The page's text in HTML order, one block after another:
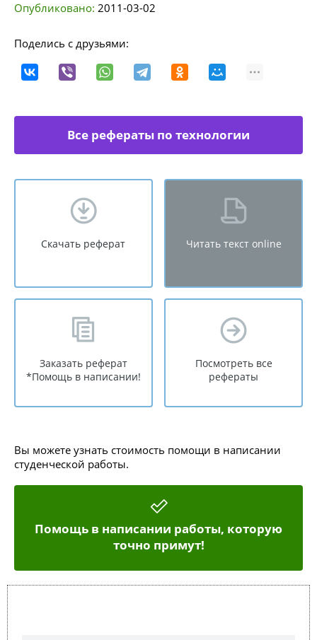
Опубликовано: 2011-03-02
Поделись с друзьями:
Все рефераты по технологии
Скачать реферат Читать текст online
Заказать реферат
*Помощь в написании!
Посмотреть все
рефераты
Вы можете узнать стоимость помощи в написании
студенческой работы.
Помощь в написании работы, которую
точно примут!